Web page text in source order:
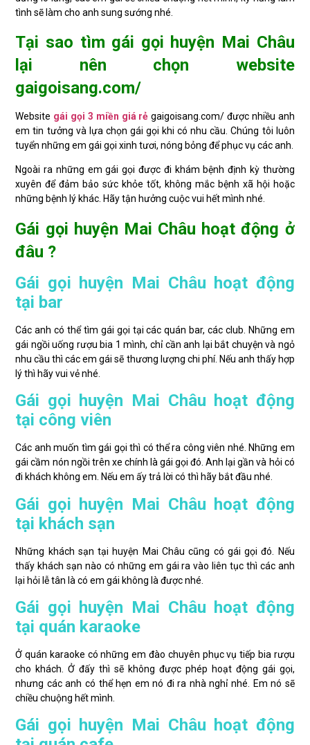
tình sẽ làm cho anh sung sướng nhé.
Tại sao tìm gái gọi huyện Mai Châu
lại nên chọn website
gaigoisang.com/
Website gái gọi 3 miền giá rẻ gaigoisang.com/ được nhiều anh
em tin tưởng và lựa chọn gái gọi khi có nhu cầu. Chúng tôi luôn
tuyển những em gái gọi xinh tươi, nóng bỏng để phục vụ các anh.
Ngoài ra những em gái gọi được đi khám bệnh định kỳ thường
xuyên để đảm bảo sức khỏe tốt, không mắc bệnh xã hội hoặc
những bệnh lý khác. Hãy tận hưởng cuộc vui hết mình nhé.
Gái gọi huyện Mai Châu hoạt động ở
đâu ?
Gái gọi huyện Mai Châu hoạt động
tại bar
Các anh có thể tìm gái gọi tại các quán bar, các club. Những em
gái ngồi uống rượu bia 1 mình, chỉ cần anh lại bắt chuyện và ngỏ
nhu cầu thì các em gái sẽ thương lượng chi phí. Nếu anh thấy hợp
lý thì hãy vui vẻ nhé.
Gái gọi huyện Mai Châu hoạt động
tại công viên
Các anh muốn tìm gái gọi thì có thể ra công viên nhé. Những em
gái cầm nón ngồi trên xe chính là gái gọi đó. Anh lại gần và hỏi có
đi khách không em. Nếu em ấy trả lời có thì hãy bắt đầu nhé.
Gái gọi huyện Mai Châu hoạt động
tại khách sạn
Những khách sạn tại huyện Mai Châu cũng có gái gọi đó. Nếu
thấy khách sạn nào có những em gái ra vào liên tục thì các anh
lại hỏi lễ tân là có em gái không là được nhé.
Gái gọi huyện Mai Châu hoạt động
tại quán karaoke
Ở quán karaoke có những em đào chuyên phục vụ tiếp bia rượu
cho khách. Ở đấy thì sẽ không được phép hoạt động gái gọi,
nhưng các anh có thể hẹn em nó đi ra nhà nghỉ nhé. Em nó sẽ
chiều chuộng hết mình.
Gái gọi huyện Mai Châu hoạt động